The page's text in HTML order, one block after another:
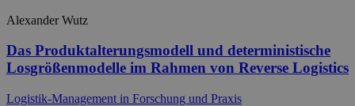
Alexander Wutz
Das Produktalterungsmodell und deterministische
Losgrößenmodelle im Rahmen von Reverse Logistics
Logistik-Management in Forschung und Praxis